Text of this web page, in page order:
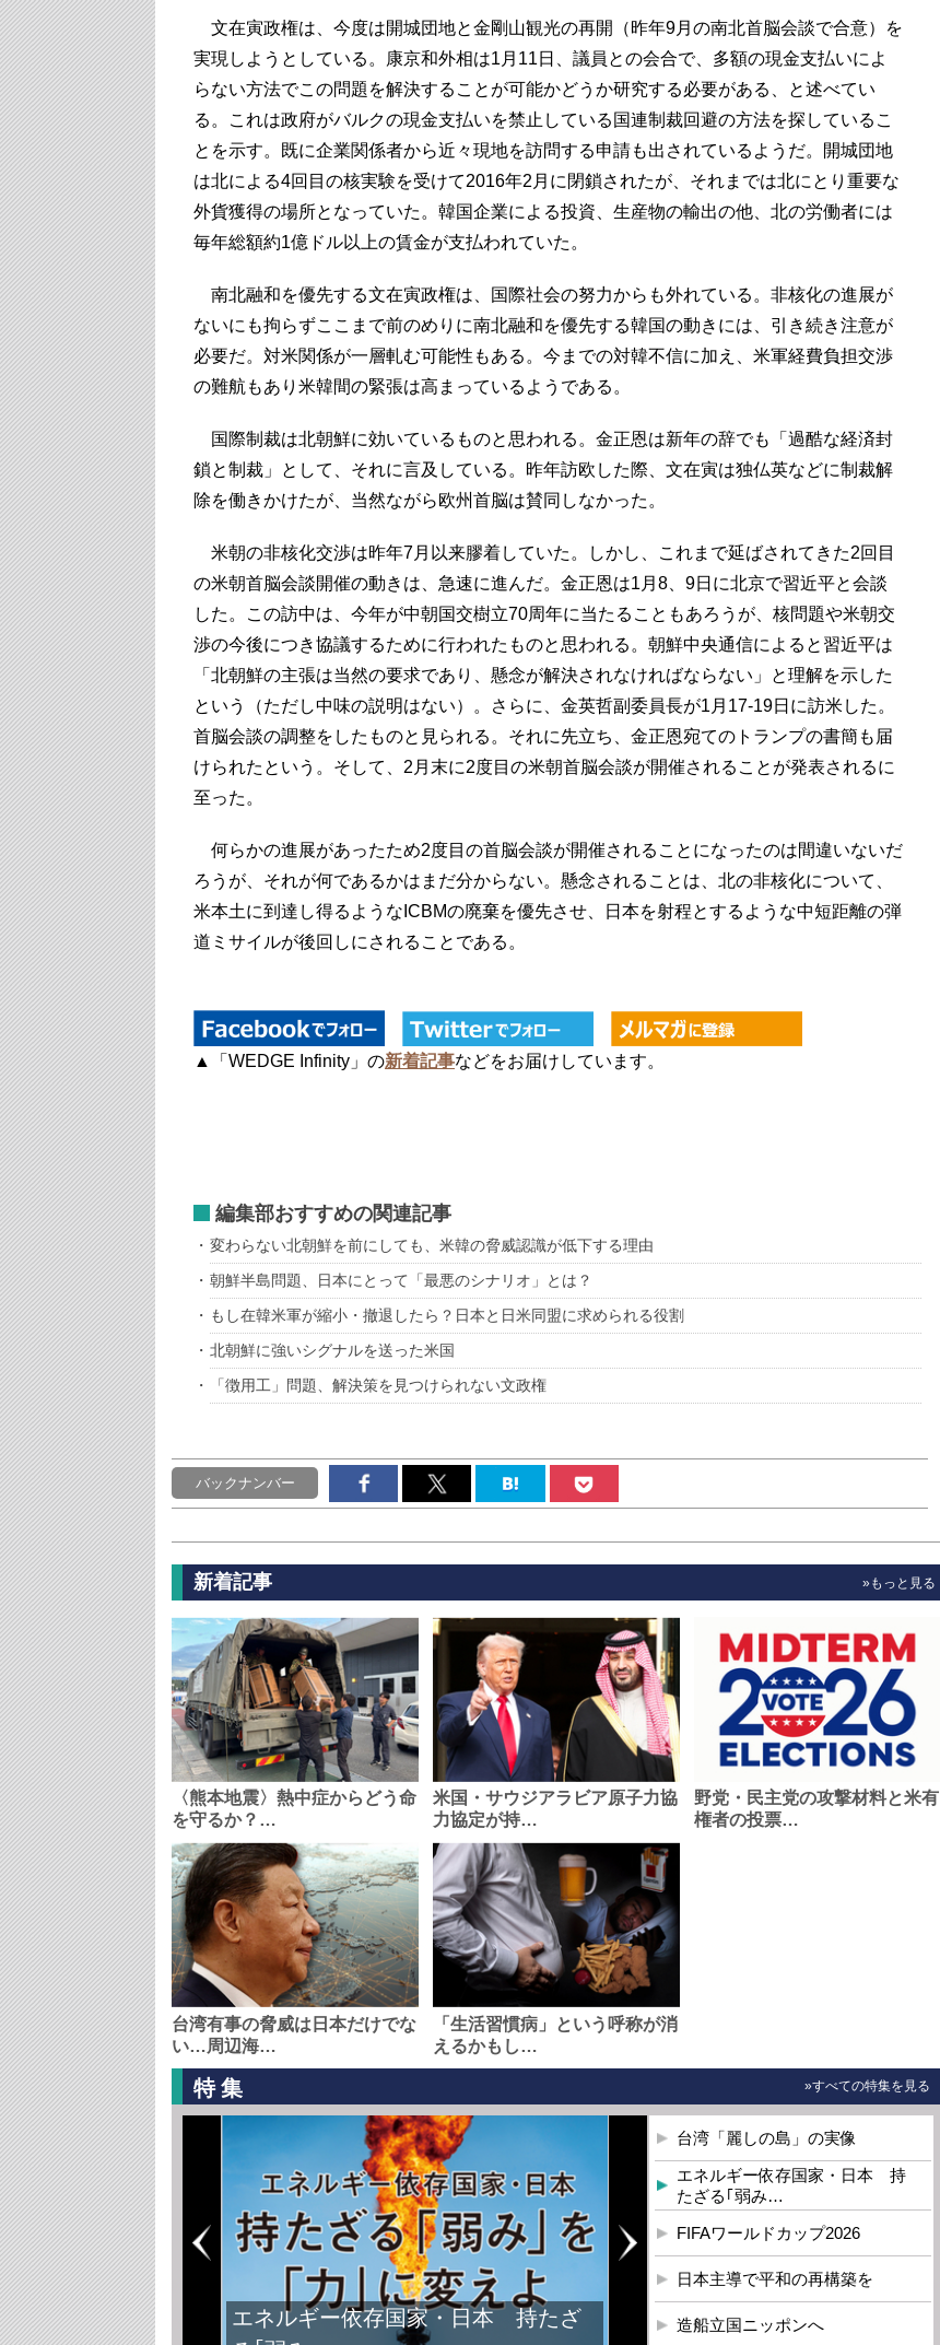
文在寅政権は、今度は開城団地と金剛山観光の再開（昨年9月の南北首脳会談で合意）を
実現しようとしている。康京和外相は1月11日、議員との会合で、多額の現金支払いによ
らない方法でこの問題を解決することが可能かどうか研究する必要がある、と述べてい
る。これは政府がバルクの現金支払いを禁止している国連制裁回避の方法を探しているこ
とを示す。既に企業関係者から近々現地を訪問する申請も出されているようだ。開城団地
は北による4回目の核実験を受けて2016年2月に閉鎖されたが、それまでは北にとり重要な
外貨獲得の場所となっていた。韓国企業による投資、生産物の輸出の他、北の労働者には
毎年総額約1億ドル以上の賃金が支払われていた。
南北融和を優先する文在寅政権は、国際社会の努力からも外れている。非核化の進展が
ないにも拘らずここまで前のめりに南北融和を優先する韓国の動きには、引き続き注意が
必要だ。対米関係が一層軋む可能性もある。今までの対韓不信に加え、米軍経費負担交渉
の難航もあり米韓間の緊張は高まっているようである。
国際制裁は北朝鮮に効いているものと思われる。金正恩は新年の辞でも「過酷な経済封
鎖と制裁」として、それに言及している。昨年訪欧した際、文在寅は独仏英などに制裁解
除を働きかけたが、当然ながら欧州首脳は賛同しなかった。
米朝の非核化交渉は昨年7月以来膠着していた。しかし、これまで延ばされてきた2回目
の米朝首脳会談開催の動きは、急速に進んだ。金正恩は1月8、9日に北京で習近平と会談
した。この訪中は、今年が中朝国交樹立70周年に当たることもあろうが、核問題や米朝交
渉の今後につき協議するために行われたものと思われる。朝鮮中央通信によると習近平は
「北朝鮮の主張は当然の要求であり、懸念が解決されなければならない」と理解を示した
という（ただし中味の説明はない）。さらに、金英哲副委員長が1月17-19日に訪米した。
首脳会談の調整をしたものと見られる。それに先立ち、金正恩宛てのトランプの書簡も届
けられたという。そして、2月末に2度目の米朝首脳会談が開催されることが発表されるに
至った。
何らかの進展があったため2度目の首脳会談が開催されることになったのは間違いないだ
ろうが、それが何であるかはまだ分からない。懸念されることは、北の非核化について、
米本土に到達し得るようなICBMの廃棄を優先させ、日本を射程とするような中短距離の弾
道ミサイルが後回しにされることである。
▲「WEDGE Infinity」の新着記事などをお届けしています。
編集部おすすめの関連記事
変わらない北朝鮮を前にしても、米韓の脅威認識が低下する理由
朝鮮半島問題、日本にとって「最悪のシナリオ」とは？
もし在韓米軍が縮小・撤退したら？日本と日米同盟に求められる役割
北朝鮮に強いシグナルを送った米国
「徴用工」問題、解決策を見つけられない文政権
バックナンバー
新着記事 »もっと見る
〈熊本地震〉熱中症からどう命
を守るか？…
米国・サウジアラビア原子力協
力協定が持…
野党・民主党の攻撃材料と米有
権者の投票…
台湾有事の脅威は日本だけでな
い…周辺海…
「生活習慣病」という呼称が消
えるかもし…
特集 »すべての特集を見る
FIFAワールドカップ2026
台湾「麗しの島」の実像
エネルギー依存国家・日本 持
たざる｢弱み…
FIFAワールドカップ2026
日本主導で平和の再構築を
造船立国ニッポンへ